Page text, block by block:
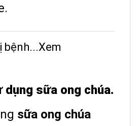
bệnh...Xem
dụng sữa ong chúa.
sữa ong chúa